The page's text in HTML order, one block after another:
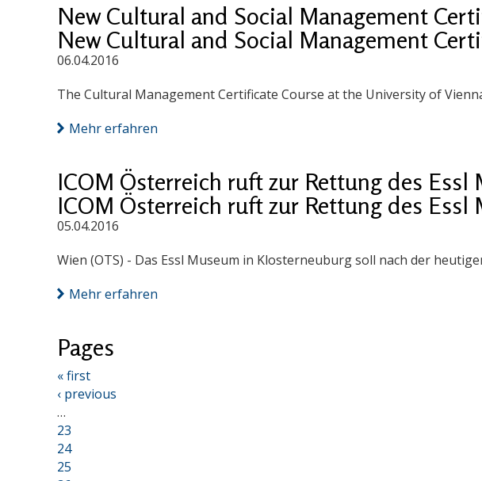
New Cultural and Social Management
New Cultural and Social Management
06.04.2016
The Cultural Management Certificate Course at the University of
Mehr erfahren
ICOM Österreich ruft zur Rettung des Essl
ICOM Österreich ruft zur Rettung des Essl
05.04.2016
Wien (OTS) - Das Essl Museum in Klosterneuburg soll nach der
Mehr erfahren
Pages
« first
‹ previous
…
23
24
25